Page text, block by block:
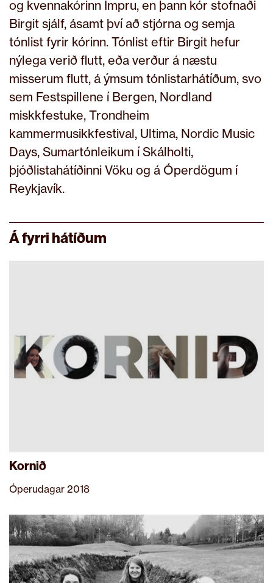
og kvennakórinn Impru, en þann kór stofnaði
Birgit sjálf, ásamt því að stjórna og semja
tónlist fyrir kórinn. Tónlist eftir Birgit hefur
nýlega verið flutt, eða verður á næstu
misserum flutt, á ýmsum tónlistarhátíðum, svo
sem Festspillene í Bergen, Nordland
miskkfestuke, Trondheim
kammermusikkfestival, Ultima, Nordic Music
Days, Sumartónleikum í Skálholti,
þjóðlistahátíðinni Vöku og á Óperdögum í
Reykjavík.
Á fyrri hátíðum
Kornið
Óperudagar 2018